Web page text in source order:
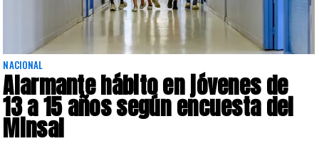
NACIONAL
Alarmante hábito en jóvenes de
13 a 15 años según encuesta del
Minsal